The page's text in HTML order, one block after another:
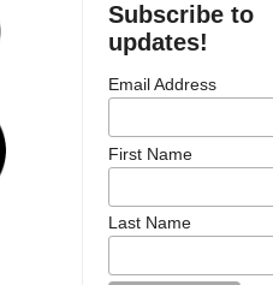
Subscribe to
updates!
Email Address
First Name
Last Name